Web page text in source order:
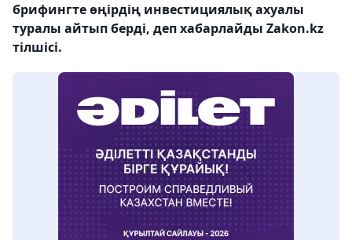
брифингте өңірдің инвестициялық ахуалы
туралы айтып берді, деп хабарлайды Zakon.kz
тілшісі.